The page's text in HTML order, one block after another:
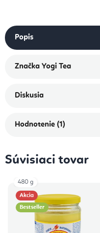
Popis
Značka Yogi Tea
Diskusia
Hodnotenie (1)
Súvisiaci tovar
Akcia
Bestseller
480 g